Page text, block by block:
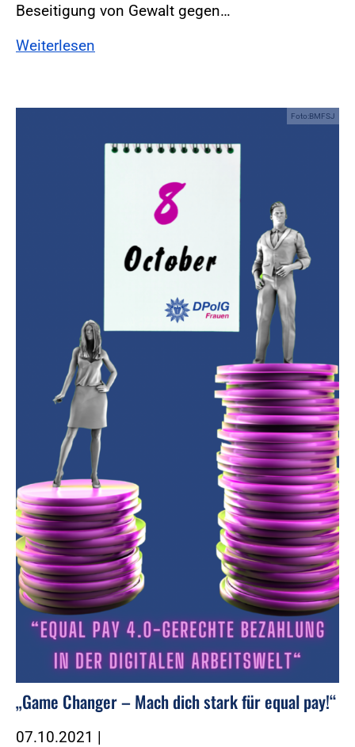
Beseitigung von Gewalt gegen…
Weiterlesen
Foto:BMFSJ
„Game Changer – Mach dich stark für equal pay!“
07.10.2021 |